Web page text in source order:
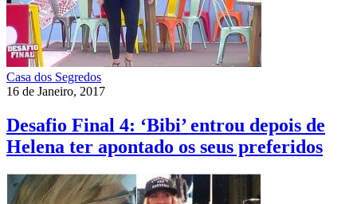
Casa dos Segredos
16 de Janeiro, 2017
Desafio Final 4: ‘Bibi’ entrou depois de
Helena ter apontado os seus preferidos